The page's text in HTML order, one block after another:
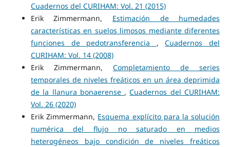
Cuadernos del CURIHAM: Vol. 21 (2015)
Erik Zimmermann, Estimación de humedades
características en suelos limosos mediante diferentes
funciones de pedotransferencia ,Cuadernos del
CURIHAM: Vol. 14 (2008)
Erik Zimmermann, Completamiento de series
temporales de niveles freáticos en un área deprimida
de la llanura bonaerense ,Cuadernos del CURIHAM:
Vol. 26 (2020)
Erik Zimmermann, Esquema explícito para la solución
numérica del flujo no saturado en medios
heterogéneos bajo condición de niveles freáticos